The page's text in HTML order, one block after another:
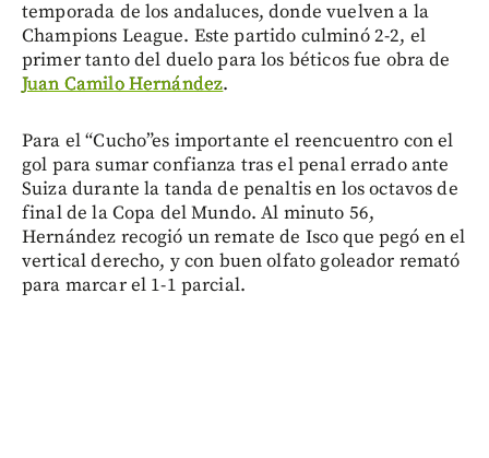
temporada de los andaluces, donde vuelven a la
Champions League. Este partido culminó 2-2, el
primer tanto del duelo para los béticos fue obra de
Juan Camilo Hernández.
Para el “Cucho”es importante el reencuentro con el
gol para sumar confianza tras el penal errado ante
Suiza durante la tanda de penaltis en los octavos de
final de la Copa del Mundo. Al minuto 56,
Hernández recogió un remate de Isco que pegó en el
vertical derecho, y con buen olfato goleador remató
para marcar el 1-1 parcial.